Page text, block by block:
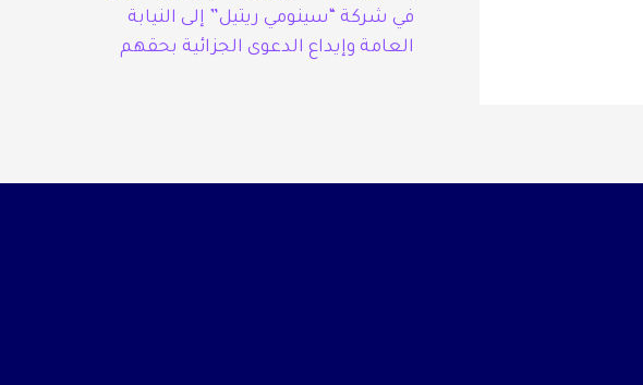
في شركة “سينومي ريتيل” إلى النيابة
العامة وإيداع الدعوى الجزائية بحقهم